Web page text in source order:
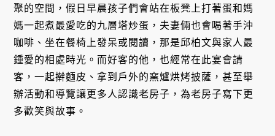
聚的空間，假日早晨孩子們會站在板凳上打著蛋和媽
媽一起煮最愛吃的九層塔炒蛋，夫妻倆也會喝著手沖
咖啡、坐在餐椅上發呆或閱讀，那是邱柏文與家人最
鍾愛的相處時光。而好客的他，也經常在此宴會請
客，一起擀麵皮、拿到戶外的窯爐烘烤披薩，甚至舉
辦活動和導覽讓更多人認識老房子，為老房子寫下更
多歡笑與故事。